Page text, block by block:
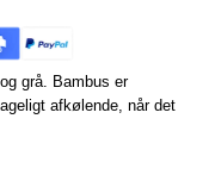
grå. Bambus er
afkølende, når det